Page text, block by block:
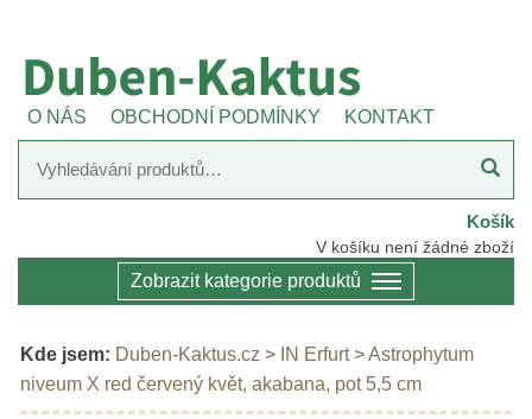
O NÁS OBCHODNÍ PODMÍNKY KONTAKT
Košík
V košíku není žádné zboží
Zobrazit kategorie produktů
Kde jsem: Duben-Kaktus.cz > IN Erfurt>Astrophytum
niveum X red červený květ, akabana, pot 5,5 cm